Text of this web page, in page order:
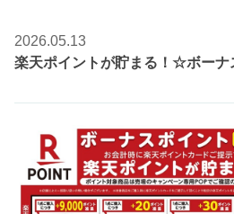
2026.05.13
楽天ポイントが貯まる！☆ボー